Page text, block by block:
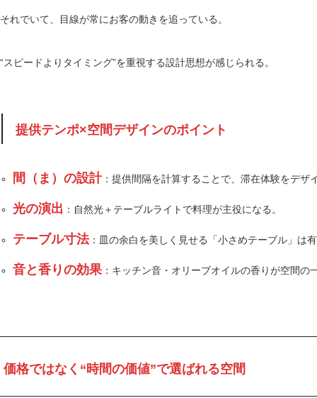
それでいて、目線が常にお客の動きを追っている。
“スピードよりタイミング”を重視する設計思想が感じられる。
提供テンポ×空間デザインのポイント
間（ま）の設計：提供間隔を計算することで、滞在体験をデザ
光の演出 ：自然光＋テーブルライトで料理が主役になる。
テーブル寸法：皿の余白を美しく見せる「小さめテーブル」は
音と香りの効果 ：キッチン音・オリーブオイルの香りが空間の
価格ではなく“時間の価値”で選ばれる空間